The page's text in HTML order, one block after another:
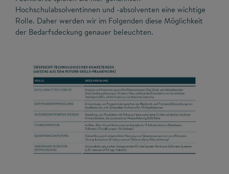
Hochschulabsolventinnen und -absolventen eine wichtige
Rolle. Daher werden wir im Folgenden diese Möglichkeit
der Bedarfsdeckung genauer beleuchten.